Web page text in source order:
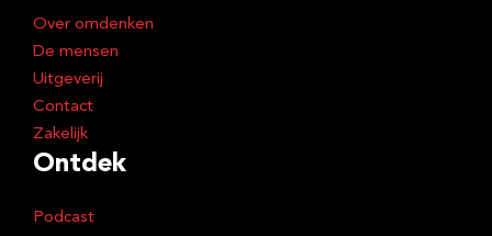
Over omdenken
De mensen
Uitgeverij
Contact
Zakelijk
Ontdek
Podcast